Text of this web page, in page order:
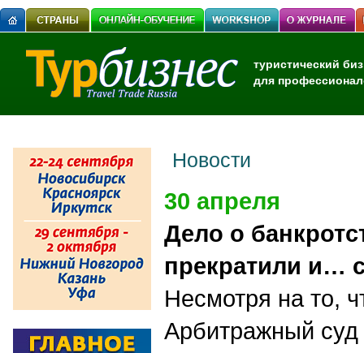
туристический
для
Новости
30 апреля
Дело о
прекратили и…
Несмотря на то,
Арбитражный суд